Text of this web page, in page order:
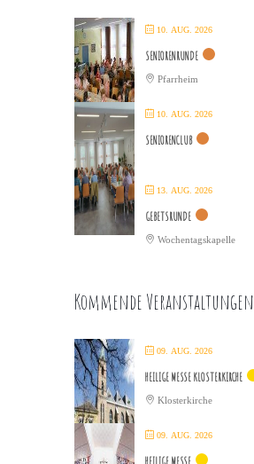
10. AUG. 2026
SENIORENRUNDE
Pfarrheim
10. AUG. 2026
SENIORENCLUB
13. AUG. 2026
GEBETSRUNDE
Wochentagskapelle
Kommende Veranstaltungen
09. AUG. 2026
HEILIGE MESSE KLOSTERKIRCHE
Klosterkirche
09. AUG. 2026
HEILIGE MESSE